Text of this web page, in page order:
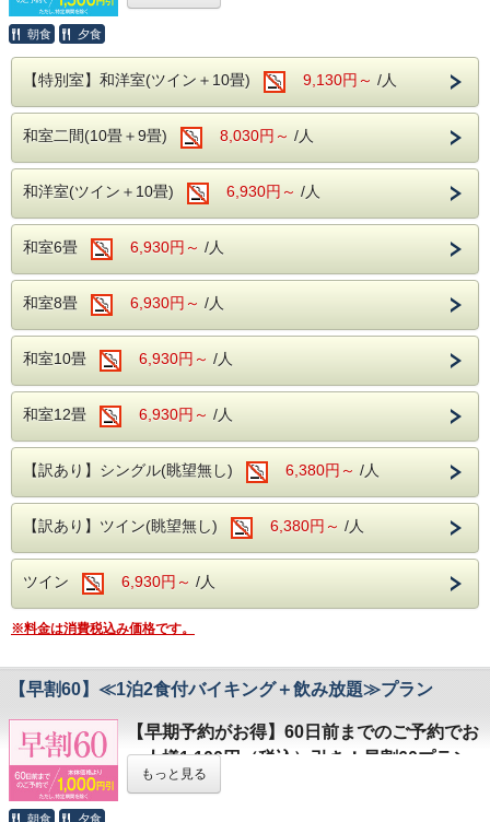
顔写真のない学生証をお持ちの場合は、学生
下のいずれかをご提示ください。
・マイナンバーカード
・運転免許証
・クレジットカード
・パスポート(顔写真のコピーでも可)
・その他、公的に身分証と認められるもの
未成年のみのグループでご宿泊の場合は、保
護者の同意書を事前にホテルまでご提出くだ
さい。
バイキング＆アルコール飲み放題
す。
夕食時は、和洋中のバラエティ豊かなメニューに加え、アル
コール・ソフトドリンクが飲み放題（90分制）となってお
ります。
※お食事時間は90分です。
※混雑状況により、2部制または3部制でのご案内となる場
合がございます。
※お食事開始時間は、前日または当日にフロントまでご確認
浅間温泉
与謝野晶子など、多くの文人墨客にも愛された名湯です。
北アルプスと松本平を望む落ち着いた温泉地で、肌あたりの
やさしい天然温泉をご堪能ください。湯冷めしにくく、体の
芯まで温まる泉質が魅力です。
源泉：浅間混合泉（山田源泉・2号・4号源泉・大下源泉の
お一人様1,500円（税込1,650円）引き
早めのご予約で、お得に信州・浅間温泉の旅をお楽しみくだ
バイキング＋アルコール飲み放題（90分
制）
ご夕食は、和洋中バラエティ豊かなバイキングをご用意して
おります。
アルコール・ソフトドリンクともに飲み放題付きで、お食事
を心ゆくまでお楽しみいただけます。
※混雑状況により、2部制または3部制となる場合がござい
ます。お食事開始時間は前日または当日にフロントまでお問
ご予約にあたって
本プランは土曜日・祝前日は対象外となりま
す。
ご宿泊料金に関わる各種優待券・割引券との
併用はできません。
ます）
前日：宿泊料金の40％
朝食 夕食
【特別室】和洋室(ツイン＋10畳) 9,130円～ /人
和室二間(10畳＋9畳) 8,030円～ /人
和洋室(ツイン＋10畳) 6,930円～ /人
和室6畳 6,930円～ /人
和室8畳 6,930円～ /人
和室10畳 6,930円～ /人
和室12畳 6,930円～ /人
【訳あり】シングル(眺望無し) 6,380円～ /人
【訳あり】ツイン(眺望無し) 6,380円～ /人
ツイン 6,930円～ /人
※料金は消費税込み価格です。
【早割60】≪1泊2食付バイキング＋飲み放題≫プラン
【早期予約がお得】60日前までのご予約でお
一人様1,100円（税込）引き！早割60プラン
ご宿泊日の60日前まで
お一人様1,000円（税込1,100円）引き
もっと見る
朝食 夕食